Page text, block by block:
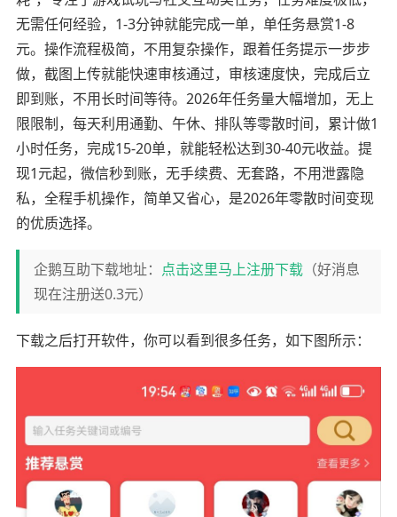
无需任何经验，1-3分钟就能完成一单，单任务悬赏1-8
元。操作流程极简，不用复杂操作，跟着任务提示一步步
做，截图上传就能快速审核通过，审核速度快，完成后立
即到账，不用长时间等待。2026年任务量大幅增加，无上
限限制，每天利用通勤、午休、排队等零散时间，累计做1
小时任务，完成15-20单，就能轻松达到30-40元收益。提
现1元起，微信秒到账，无手续费、无套路，不用泄露隐
私，全程手机操作，简单又省心，是2026年零散时间变现
的优质选择。
企鹅互助下载地址： 点击这里马上注册下载（好消息
现在注册送0.3元）
下载之后打开软件，你可以看到很多任务，如下图所示：